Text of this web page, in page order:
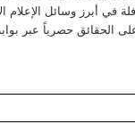
في أبرز وسائل الإعلام